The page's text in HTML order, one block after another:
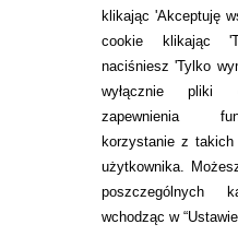
klikając 'Akceptuję
cookie klikając
naciśniesz 'Tylko
wyłącznie pliki
zapewnienia
korzystanie z
użytkownika.
poszczególnych
wchodząc w
Zwrot (odstąpienie od
ZMIEŃ USTAWIENIA
KONTAKT
telefon:
22 113 44 42
telefon:
732 08 08 72